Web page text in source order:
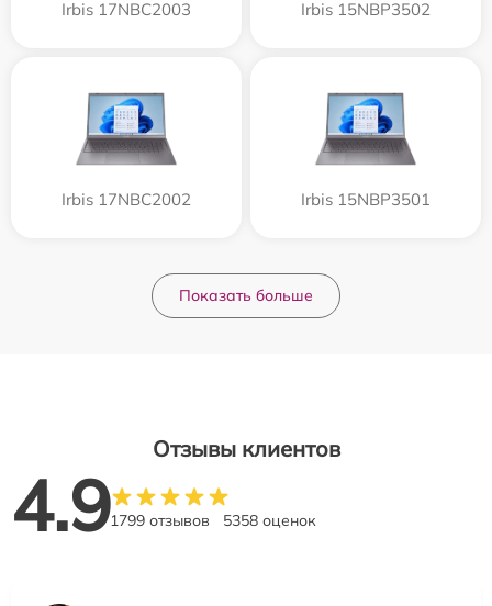
Irbis 17NBC2003 Irbis 15NBP3502
Irbis 17NBC2002 Irbis 15NBP3501
Показать больше
Отзывы клиентов
4.91799 отзывов 5358 оценок